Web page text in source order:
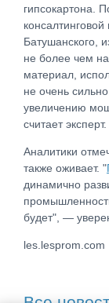
гипсокартона.
Батушанского,
не более чем
материал,
не очень
увеличению
считает эксперт.
Аналитики
также оживает. "
динамично
будет", —
les.lesprom.com